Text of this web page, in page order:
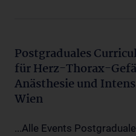
Postgraduales
für Herz-Thorax-
Anästhesie und
Wien
...Alle Events